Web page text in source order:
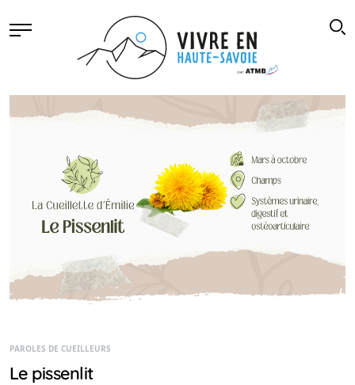
PAROLES DE CUEILLEURS
Le pissenlit